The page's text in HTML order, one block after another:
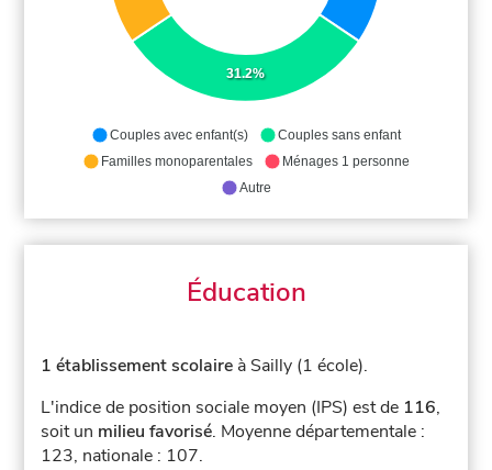
31.2%
Couples avec enfant(s)
Couples sans enfant
Familles monoparentales
Ménages 1 personne
Autre
Éducation
1 établissement scolaire à Sailly (1 école).
L'indice de position sociale moyen (IPS) est de 116,
soit un milieu favorisé. Moyenne départementale :
123, nationale : 107.